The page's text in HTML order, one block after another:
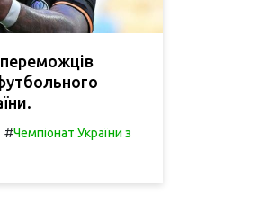
#Чемпіонат України з